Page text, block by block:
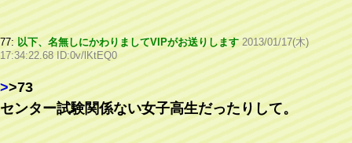
77: 以下、名無しにかわりましてVIPがお送りします 2013/01/17(木)
17:34:22.68 ID:0v/lKtEQ0
>>73
センター試験関係ない女子高生だったりして。